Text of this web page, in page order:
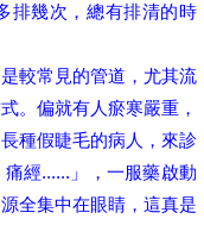
排幾次，總有排清的時
較常見的管道，尤其流
。偏就有人瘀寒嚴重，
種假睫毛的病人，來診
經......」，一服藥啟動
全集中在眼睛，這真是